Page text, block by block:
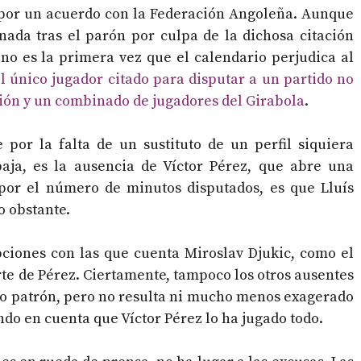
un acuerdo con la Federación Angoleña. Aunque
tras el parón por culpa de la dichosa citación
es la primera vez que el calendario perjudica al
único jugador citado para disputar a un partido no
y un combinado de jugadores del Girabola.
por la falta de un sustituto de un perfil siquiera
es la ausencia de Víctor Pérez, que abre una
el número de minutos disputados, es que Lluís
obstante.
con las que cuenta Miroslav Djukic, como el
de Pérez. Ciertamente, tampoco los otros ausentes
pero no resulta ni mucho menos exagerado
en cuenta que Víctor Pérez lo ha jugado todo.